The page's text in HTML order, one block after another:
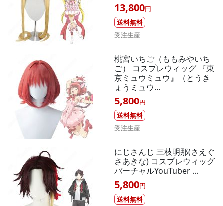
13,800円
送料無料
受注生産
桃宮いちご（ももみやいち
ご） コスプレウィッグ 『東
京ミュウミュウ』（とうき
ょうミュウ...
5,800円
送料無料
受注生産
にじさんじ 三枝明那(さえぐ
さあきな) コスプレウィッグ
バーチャルYouTuber ...
5,800円
送料無料